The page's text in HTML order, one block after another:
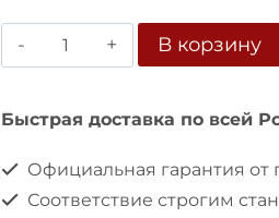
Количество
товара
катушке
В корзину
Быстрая доставка по всей
Официальная гарантия от
Соответствие строгим